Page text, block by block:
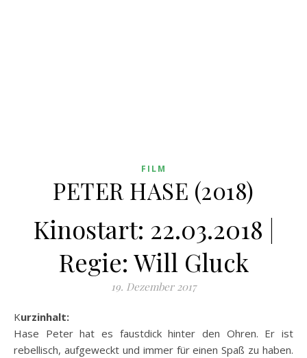
FILM
PETER HASE (2018)
Kinostart: 22.03.2018 |
Regie: Will Gluck
19. Dezember 2017
Kurzinhalt:
Hase Peter hat es faustdick hinter den Ohren. Er ist
rebellisch, aufgeweckt und immer für einen Spaß zu haben.